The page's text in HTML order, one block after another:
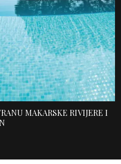
MAKARSKE RIVIJERE I